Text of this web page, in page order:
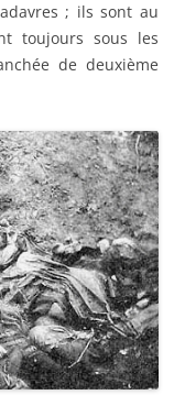
après une heure de
deux sont
munitions près du
de cartouches. Le
! Quel coin !
mes nerfs sont